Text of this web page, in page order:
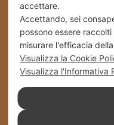
Cookies
Stabilimento –
c/da Cappuccini
(Ag) Italy
+39 0922
accettare.
Accettando, sei
possono essere
misurare l'efficacia
Visualizza la Cookie
Visualizza l'Informativa